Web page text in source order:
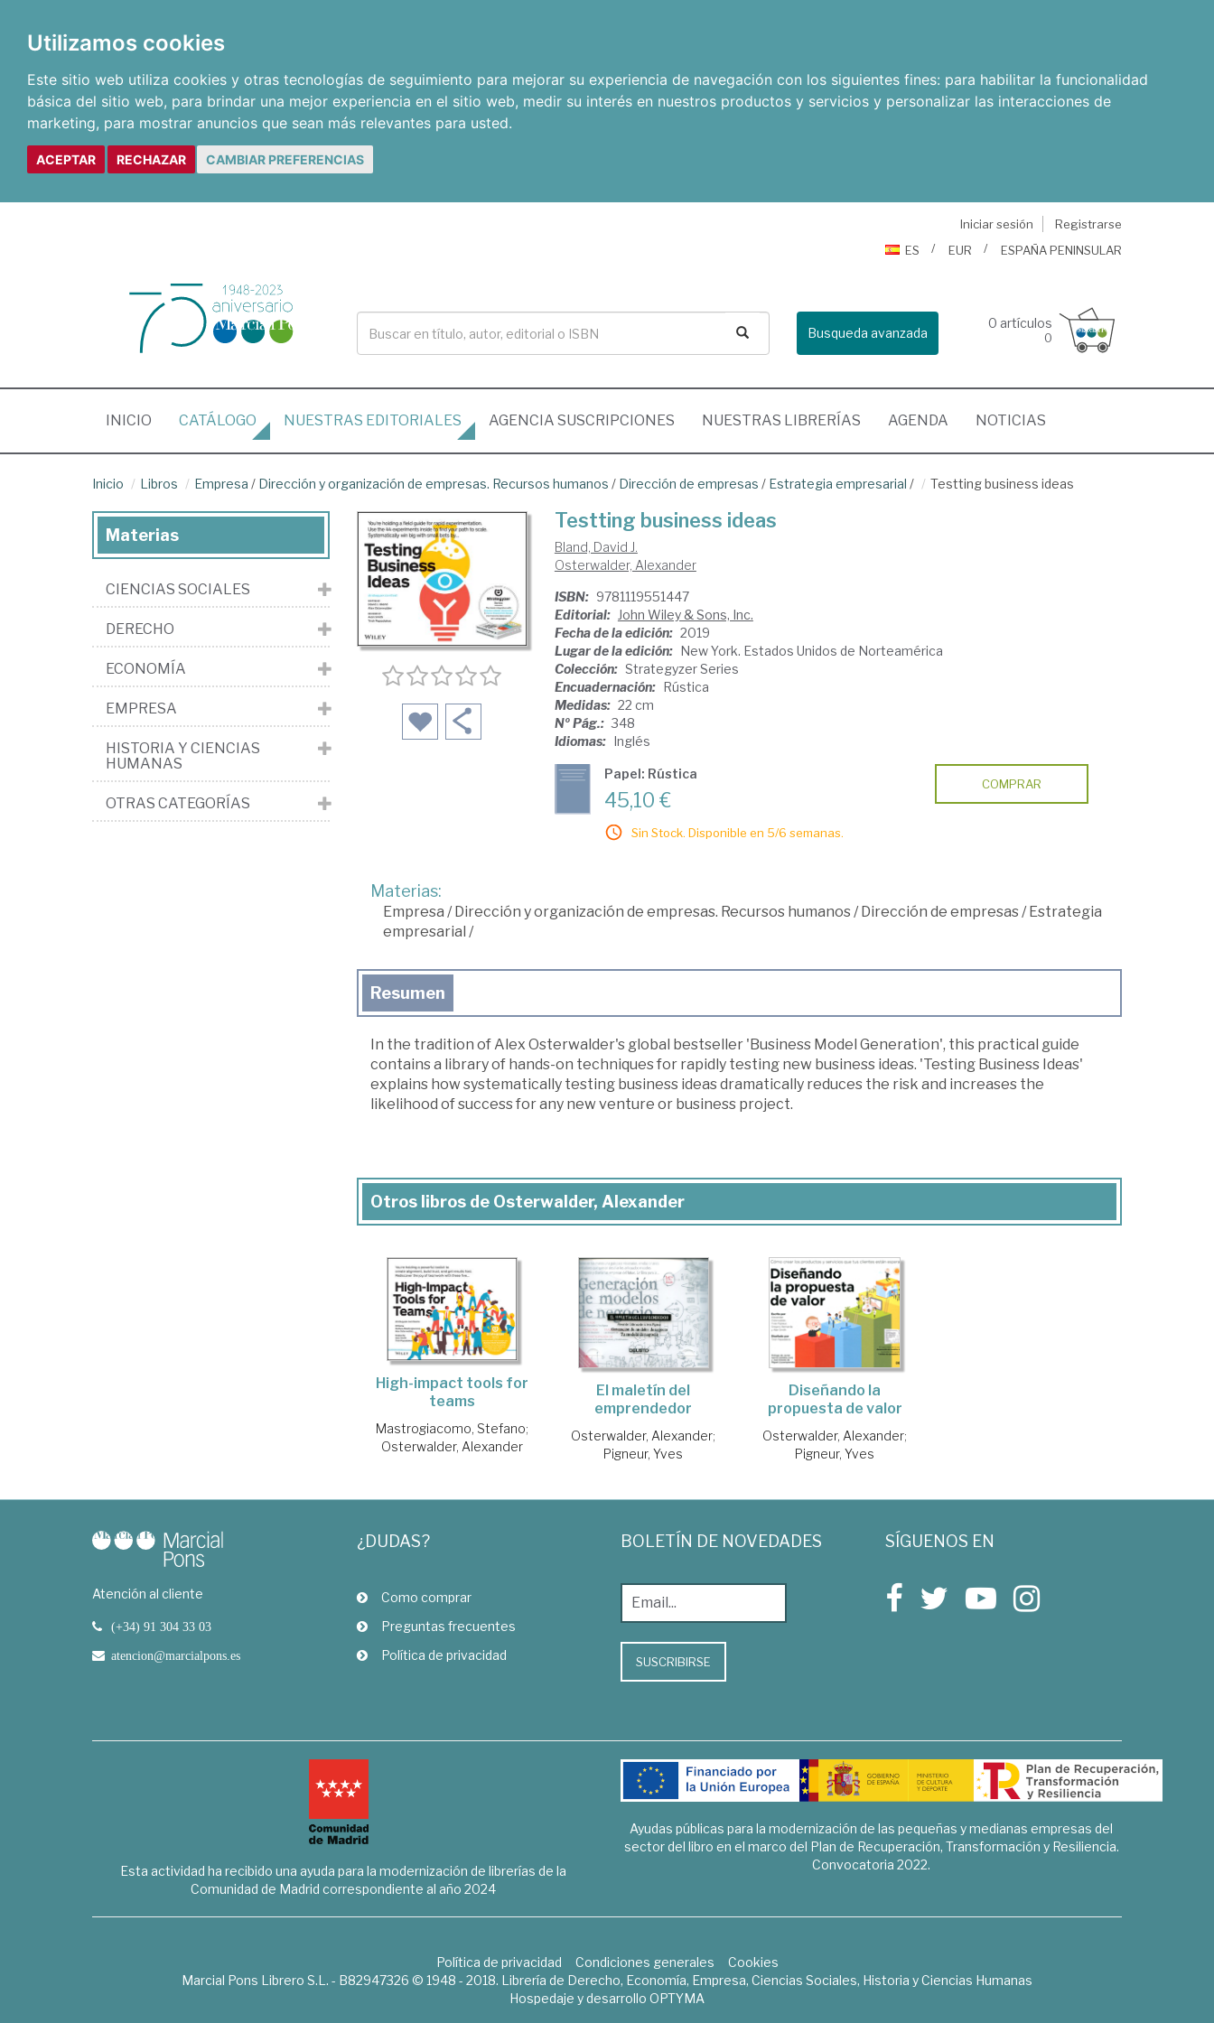
Utilizamos cookies
Este sitio web utiliza cookies y otras tecnologías de seguimiento para mejorar su experiencia de navegación con los siguientes fines: para habilitar la funcionalidad
básica del sitio web, para brindar una mejor experiencia en el sitio web, medir su interés en nuestros productos y servicios y personalizar las interacciones de
marketing, para mostrar anuncios que sean más relevantes para usted.
ACEPTAR RECHAZAR CAMBIAR PREFERENCIAS
Iniciar sesión
Registrarse
ES
EUR ESPAÑA PENINSULAR
Busqueda avanzada
0 artículos
0
INICIO (CURRENT)
CATÁLOGO NUESTRAS EDITORIALES AGENCIA SUSCRIPCIONES NUESTRAS LIBRERÍAS AGENDA NOTICIAS
Inicio Libros Empresa / Dirección y organización de empresas. Recursos humanos / Dirección de empresas / Estrategia empresarial / Testting business ideas
Testting business ideas
Bland, David J.
Osterwalder, Alexander
ISBN: 9781119551447
Editorial: John Wiley & Sons, Inc.
Fecha de la edición: 2019
Lugar de la edición: New York. Estados Unidos de Norteamérica
Colección: Strategyzer Series
Encuadernación: Rústica
Medidas: 22 cm
Nº Pág.: 348
Idiomas: Inglés
Papel: Rústica
45,10 €
Sin Stock. Disponible en 5/6 semanas.
COMPRAR
Materias:
Empresa /Dirección y organización de empresas. Recursos humanos/Dirección de empresas/Estrategia
empresarial /
Resumen
In the tradition of Alex Osterwalder's global bestseller 'Business Model Generation', this practical guide
contains a library of hands-on techniques for rapidly testing new business ideas. 'Testing Business Ideas'
explains how systematically testing business ideas dramatically reduces the risk and increases the
likelihood of success for any new venture or business project.
Otros libros de Osterwalder, Alexander
High-impact tools for
teams
Mastrogiacomo, Stefano;
Osterwalder, Alexander
El maletín del
emprendedor
Osterwalder, Alexander;
Pigneur, Yves
Diseñando la
propuesta de valor
Osterwalder, Alexander;
Pigneur, Yves
Materias
CIENCIAS SOCIALES
DERECHO
ECONOMÍA
EMPRESA
HISTORIA Y CIENCIAS
HUMANAS
OTRAS CATEGORÍAS
Atención al cliente
(+34) 91 304 33 03
atencion@marcialpons.es
¿DUDAS?
Como comprar
Preguntas frecuentes
Política de privacidad
BOLETÍN DE NOVEDADES
SUSCRIBIRSE
SÍGUENOS EN
Esta actividad ha recibido una ayuda para la modernización de librerías de la
Comunidad de Madrid correspondiente al año 2024
Ayudas públicas para la modernización de las pequeñas y medianas empresas del
sector del libro en el marco del Plan de Recuperación, Transformación y Resiliencia.
Convocatoria 2022.
Política de privacidad Condiciones generales
Cookies
Marcial Pons Librero S.L. - B82947326 © 1948 - 2018. Librería de Derecho, Economía, Empresa, Ciencias Sociales, Historia y Ciencias Humanas
Hospedaje y desarrollo OPTYMA